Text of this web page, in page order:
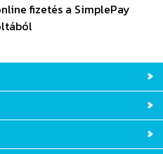
fizetés a SimplePay